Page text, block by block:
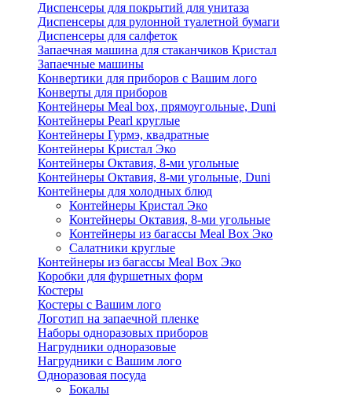
Диспенсеры для покрытий для унитаза
Диспенсеры для рулонной туалетной бумаги
Диспенсеры для салфеток
Запаечная машина для стаканчиков Кристал
Запаечные машины
Конвертики для приборов с Вашим лого
Конверты для приборов
Контейнеры Meal box, прямоугольные, Duni
Контейнеры Pearl круглые
Контейнеры Гурмэ, квадратные
Контейнеры Кристал Эко
Контейнеры Октавия, 8-ми угольные
Контейнеры Октавия, 8-ми угольные, Duni
Контейнеры для холодных блюд
Контейнеры Кристал Эко
Контейнеры Октавия, 8-ми угольные
Контейнеры из багассы Meal Box Эко
Салатники круглые
Контейнеры из багассы Meal Box Эко
Коробки для фуршетных форм
Костеры
Костеры с Вашим лого
Логотип на запаечной пленке
Наборы одноразовых приборов
Нагрудники одноразовые
Нагрудники с Вашим лого
Одноразовая посуда
Бокалы